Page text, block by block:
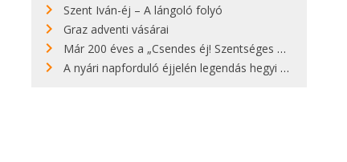
Szent Iván-éj – A lángoló folyó
Graz adventi vásárai
Már 200 éves a „Csendes éj! Szentséges éj!”
A nyári napforduló éjjelén legendás hegyi tüzek világítják meg Zugspitzét